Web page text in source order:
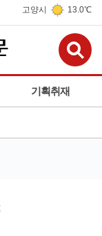
고양시 13.0℃
기획취재